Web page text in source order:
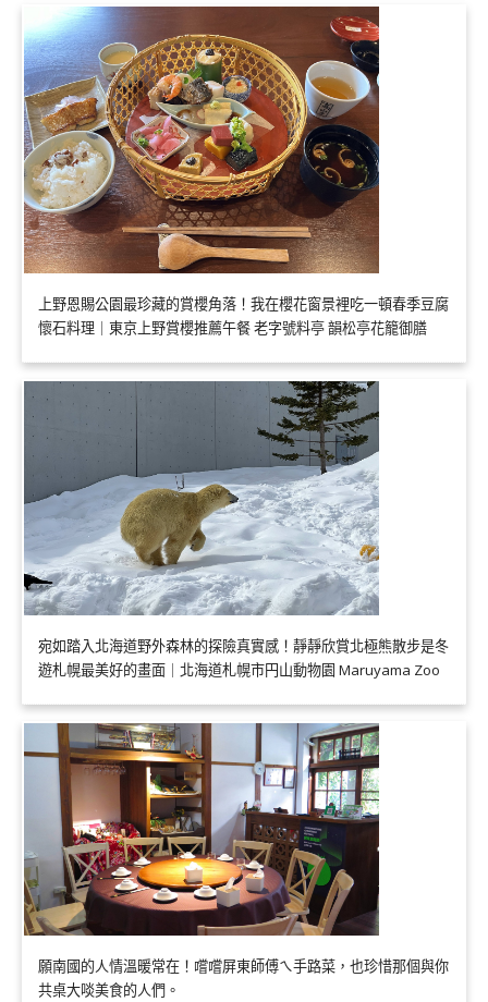
上野恩賜公園最珍藏的賞櫻角落！我在櫻花窗景裡吃一頓春季豆腐
懷石料理｜東京上野賞櫻推薦午餐 老字號料亭 韻松亭花籠御膳
宛如踏入北海道野外森林的探險真實感！靜靜欣賞北極熊散步是冬
遊札幌最美好的畫面｜北海道札幌市円山動物園 Maruyama Zoo
願南國的人情溫暖常在！嚐嚐屏東師傅ㄟ手路菜，也珍惜那個與你
共桌大啖美食的人們。